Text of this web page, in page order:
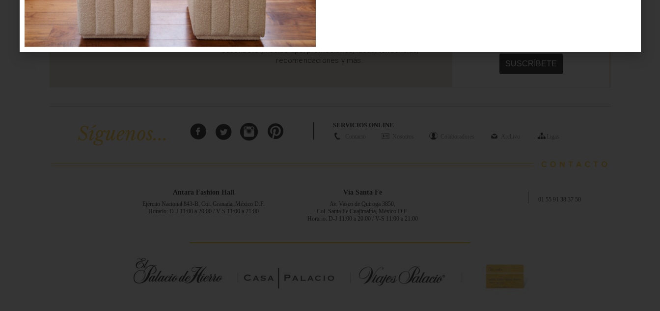
¿BUSCAS MÁS
INSPIRACIÓN?
Suscríbete y recibe tips, promociones, ideas, tendencias,
recomendaciones y más.
Síguenos... SERVICIOS ONLINE
Antara Fashion Hall
Ejército Nacional 843-B, Col. Granada, México D.F.
Horario: D-J 11:00 a 20:00 / V-S 11:00 a 21:00
Vía Santa Fe
Av. Vasco de Quiroga 3850,
Col. Santa Fe Cuajimalpa, México D.F.
Horario: D-J 11:00 a 20:00 / V-S 11:00 a 21:00
01 55 91 38 37 50